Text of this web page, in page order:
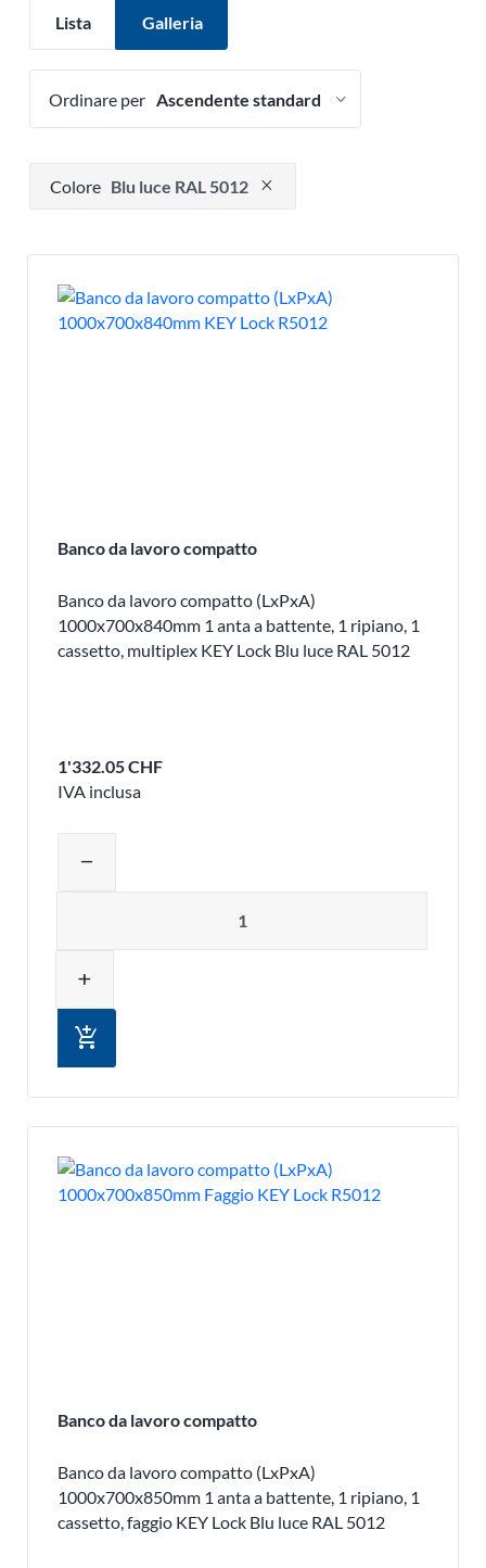
Lista Galleria
Ordinare per
Premere per rimuovere l'opzione filtro
Colore Blu luce RAL 5012
Banco da lavoro compatto
Banco da lavoro compatto (LxPxA)
1000x700x840mm 1 anta a battente, 1 ripiano, 1
cassetto, multiplex KEY Lock Blu luce RAL 5012
1'332.05 CHF
IVA inclusa
remove
add
add_shopping_cart
Banco da lavoro compatto
Banco da lavoro compatto (LxPxA)
1000x700x850mm 1 anta a battente, 1 ripiano, 1
cassetto, faggio KEY Lock Blu luce RAL 5012